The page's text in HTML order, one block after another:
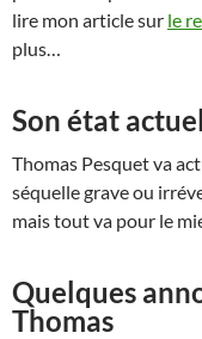
lire mon article sur le
plus…
Son état
Thomas Pesquet va
séquelle grave ou
mais tout va pour le
Quelques
Thomas